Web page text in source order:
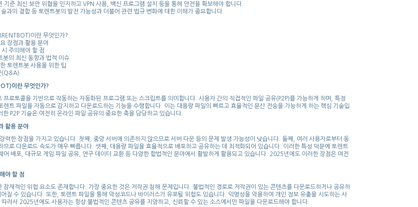
기준 최신 보안 위협을 인지하고 VPN 사용, 백신 프로그램 설치 등을 통해 안전을 확보해야 합니다.
과의 결합 등 토렌트봇의 발전 가능성과 더불어 관련 법규 변화에 대한 이해가 중요합니다.
이란 무엇인가?
장점과 활용 분야
주의해야 할 점
봇의 최신 동향과 법적 이슈
토렌트봇 사용을 위한 팁
(Q&A)
이란 무엇인가?
프로토콜을 기반으로 작동하는 자동화된 프로그램 또는 스크립트를 의미합니다. 사용자 간의 직접적인 파일 공유(P2P)를 가능하게 하며, 특정
렌트 파일을 자동으로 감지하고 다운로드하는 기능을 수행합니다. 이는 대용량 파일의 빠르고 효율적인 분산 전송을 가능하게 하는 핵심 기술입
P2P 기술은 여전히 온라인 파일 공유의 중요한 축을 담당하고 있습니다.
활용 분야
력한 장점을 가지고 있습니다. 첫째, 중앙 서버에 의존하지 않으므로 서버 다운 등의 문제 발생 가능성이 낮습니다. 둘째, 여러 사용자로부터 동
므로 다운로드 속도가 매우 빠릅니다. 셋째, 대용량 파일을 효율적으로 배포하고 공유하는 데 최적화되어 있습니다. 이러한 특성 덕분에 토렌트
어 배포, 대규모 게임 파일 공유, 연구 데이터 교환 등 다양한 합법적인 분야에서 활발하게 활용되고 있습니다. 2025년에도 이러한 장점은 여전
야 할 점
잠재적인 위험 요소도 존재합니다. 가장 중요한 것은 저작권 침해 문제입니다. 불법적인 경로로 저작권이 있는 콘텐츠를 다운로드하거나 공유하
질 수 있습니다. 또한, 토렌트 파일을 통해 악성코드나 바이러스가 유포될 위험도 있습니다. 익명성을 악용하여 개인 정보 유출을 시도하는 사
라서 2025년에도 사용자는 항상 불법적인 콘텐츠 공유를 지양하고, 신뢰할 수 있는 소스에서만 파일을 다운로드해야 합니다.